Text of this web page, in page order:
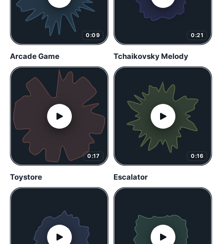
0:09
Arcade Game
0:21
Tchaikovsky Melody
0:17
Toystore
0:16
Escalator